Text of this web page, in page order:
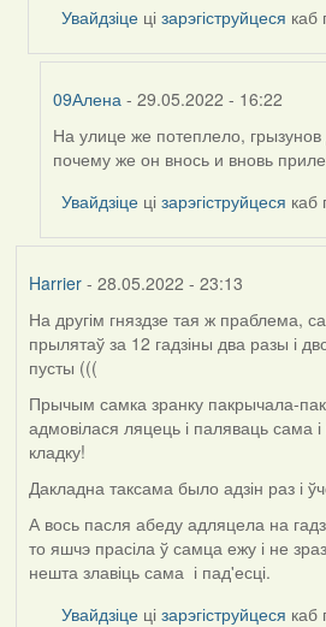
Увайдзіце цізарэгіструйцеся каб
09Алена - 29.05.2022 - 16:22
In
reply
to
ZNR
На улице же потеплело,
почему же он внось и вновь
Увайдзіце цізарэгіструйцеся каб
Harrier- 28.05.2022 - 23:13
На другім гняздзе тая ж праблема,
прылятаў за 12 гадзіны два разы і
пусты (((
Прычым самка зранку пакрычала-
адмовілася ляцець і паляваць сама
кладку!
Дакладна таксама было адзін раз і
А вось пасля абеду адляцела на
то яшчэ прасіла ў самца ежу і не
нешта злавіць сама і пад'есці.
Увайдзіце цізарэгіструйцеся каб